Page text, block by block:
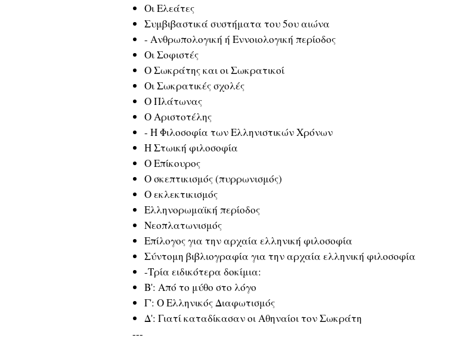
Οι Ελεάτες
Συμβιβαστικά συστήματα του 5ου αιώνα
- Ανθρωπολογική ή Εννοιολογική περίοδος
Οι Σοφιστές
Ο Σωκράτης και οι Σωκρατικοί
Οι Σωκρατικές σχολές
Ο Πλάτωνας
Ο Αριστοτέλης
- Η Φιλοσοφία των Ελληνιστικών Χρόνων
Η Στωική φιλοσοφία
Ο Επίκουρος
Ο σκεπτικισμός (πυρρωνισμός)
Ο εκλεκτικισμός
Ελληνορωμαϊκή περίοδος
Νεοπλατωνισμός
Επίλογος για την αρχαία ελληνική φιλοσοφία
Σύντομη βιβλιογραφία για την αρχαία ελληνική φιλοσοφία
-Τρία ειδικότερα δοκίμια:
Β': Από το μύθο στο λόγο
Γ': Ο Ελληνικός Διαφωτισμός
Δ': Γιατί καταδίκασαν οι Αθηναίοι τον Σωκράτη
---